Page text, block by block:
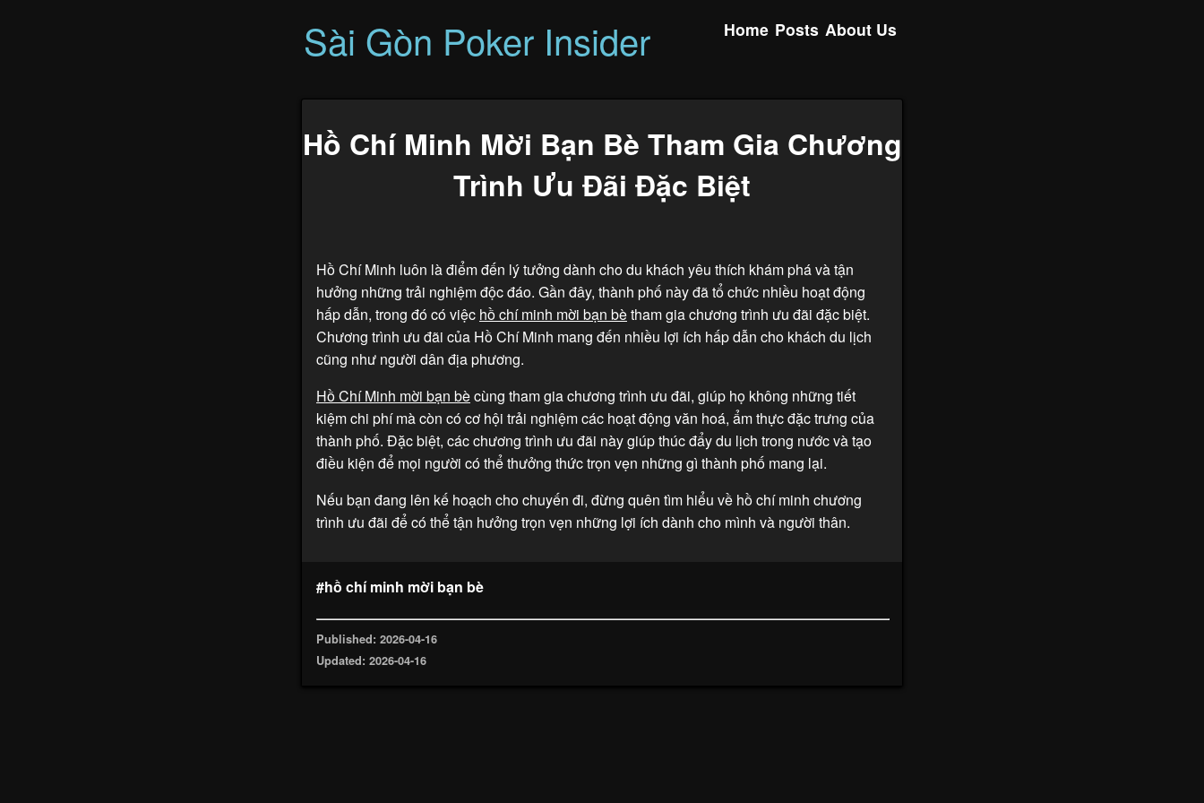
Sài Gòn Poker Insider Home Posts About Us
Hồ Chí Minh Mời Bạn Bè Tham Gia Chương
Trình Ưu Đãi Đặc Biệt
Hồ Chí Minh luôn là điểm đến lý tưởng dành cho du khách yêu thích khám phá và tận
hưởng những trải nghiệm độc đáo. Gần đây, thành phố này đã tổ chức nhiều hoạt động
hấp dẫn, trong đó có việc hồ chí minh mời bạn bètham gia chương trình ưu đãi đặc biệt.
Chương trình ưu đãi của Hồ Chí Minh mang đến nhiều lợi ích hấp dẫn cho khách du lịch
cũng như người dân địa phương.
Hồ Chí Minh mời bạn bècùng tham gia chương trình ưu đãi, giúp họ không những tiết
kiệm chi phí mà còn có cơ hội trải nghiệm các hoạt động văn hoá, ẩm thực đặc trưng của
thành phố. Đặc biệt, các chương trình ưu đãi này giúp thúc đẩy du lịch trong nước và tạo
điều kiện để mọi người có thể thưởng thức trọn vẹn những gì thành phố mang lại.
Nếu bạn đang lên kế hoạch cho chuyến đi, đừng quên tìm hiểu về hồ chí minh chương
trình ưu đãi để có thể tận hưởng trọn vẹn những lợi ích dành cho mình và người thân.
#hồ chí minh mời bạn bè
Published: 2026-04-16
Updated: 2026-04-16